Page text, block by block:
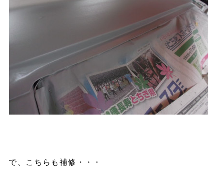
で、こちらも補修・・・